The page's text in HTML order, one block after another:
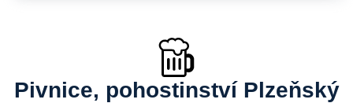
Pivnice, pohostinství Plzeňský